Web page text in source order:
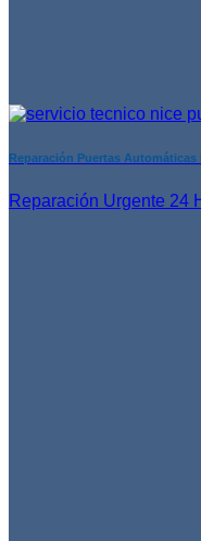
Reparación Puertas Automáticas
Reparación Urgente 24